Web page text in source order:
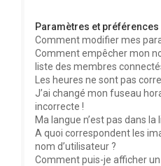
Paramètres et préférences
Comment modifier mes
Comment empêcher mon
liste des membres
Les heures ne sont pas
J’ai changé mon fuseau
incorrecte !
Ma langue n’est pas dans la
A quoi correspondent les
nom d’utilisateur ?
Comment puis-je afficher